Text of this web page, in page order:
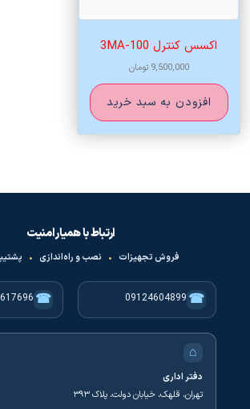
اکسس کنترل 3MA-100
9,500,000 تومان
افزودن به سبد خرید
ارتباط با همیار امنیت
فروش تجهیزات • نصب و راه‌اندازی •
☎
09124604899
☎
⌂
دفتر اداری
تهران، قلهک، خیابان دولت، پلاک ۳۹۳